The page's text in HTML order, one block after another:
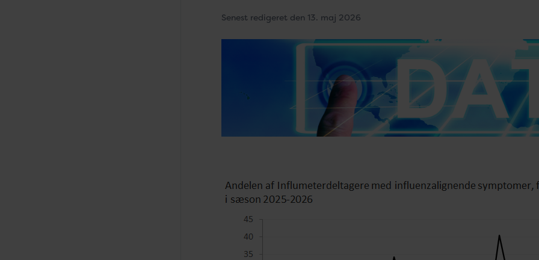
Senest redigeret den 13. maj 2026